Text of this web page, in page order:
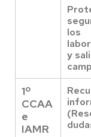
los
y
1º
CCAA
e
IAMR